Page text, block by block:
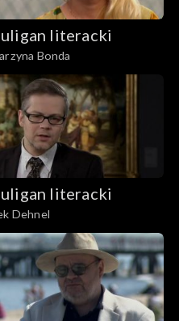
literacki
Bonda
literacki
Dehnel